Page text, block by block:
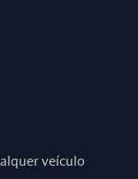
veículo